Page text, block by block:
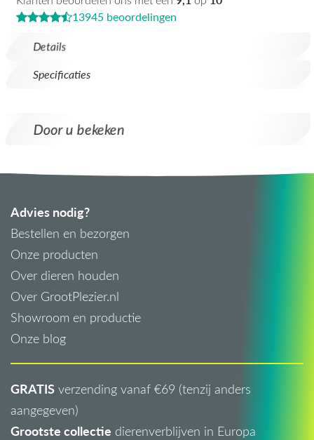
Details
Specificaties
13945 beoordelingen
Door u bekeken
Advies nodig?
Bestellen en bezorgen
Onze producten
Over dieren houden
Over GrootPlezier.nl
Showroom en productie
Onze blog
GRATIS verzending vanaf €69 (tenzij anders
aangegeven)
Grootste collectie dierenverblijven in Europa